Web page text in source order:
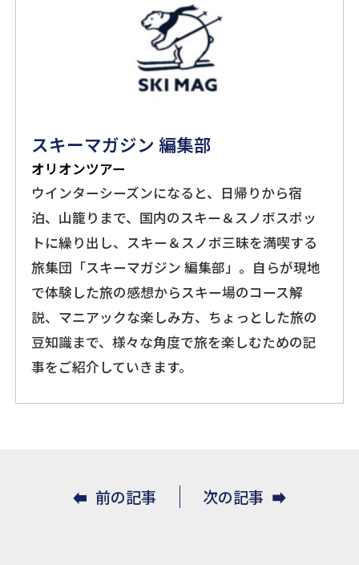
スキーマガジン 編集部
オリオンツアー
ウインターシーズンになると、日帰りから宿
泊、山籠りまで、国内のスキー＆スノボスポッ
トに繰り出し、スキー＆スノボ三昧を満喫する
旅集団「スキーマガジン 編集部」。自らが現地
で体験した旅の感想からスキー場のコース解
説、マニアックな楽しみ方、ちょっとした旅の
豆知識まで、様々な角度で旅を楽しむための記
事をご紹介していきます。
前の記事 次の記事